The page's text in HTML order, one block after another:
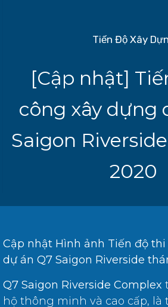
Tiến Độ Xây
[Cập nhật]
công xây dựng
Saigon
2020
Cập nhật Hình ảnh Tiến độ
dự án Q7 Saigon Riverside
Q7 Saigon Riverside Complex
hộ thông minh và cao cấp, là